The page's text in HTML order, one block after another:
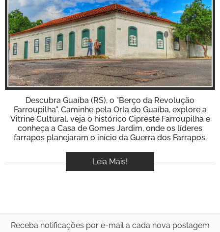
BOOK
VÍDEOS
Inspire-se!
Descubra Guaíba (RS), o "Berço da Revolução
Farroupilha". Caminhe pela Orla do Guaíba, explore a
Vitrine Cultural, veja o histórico Cipreste Farroupilha e
conheça a Casa de Gomes Jardim, onde os líderes
farrapos planejaram o início da Guerra dos Farrapos.
Leia Mais!
Receba notificações por e-mail a cada nova postagem